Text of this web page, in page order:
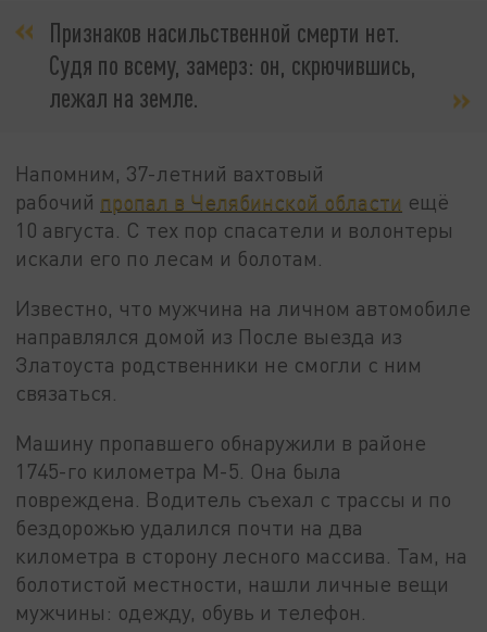
Признаков насильственной смерти нет.
Судя по всему, замерз: он, скрючившись,
лежал на земле.
Напомним, 37-летний вахтовый
рабочий пропал в Челябинской области ещё
10 августа. С тех пор спасатели и волонтеры
искали его по лесам и болотам.
Известно, что мужчина на личном автомобиле
направлялся домой из После выезда из
Златоуста родственники не смогли с ним
связаться.
Машину пропавшего обнаружили в районе
1745-го километра М-5. Она была
повреждена. Водитель съехал с трассы и по
бездорожью удалился почти на два
километра в сторону лесного массива. Там, на
болотистой местности, нашли личные вещи
мужчины: одежду, обувь и телефон.